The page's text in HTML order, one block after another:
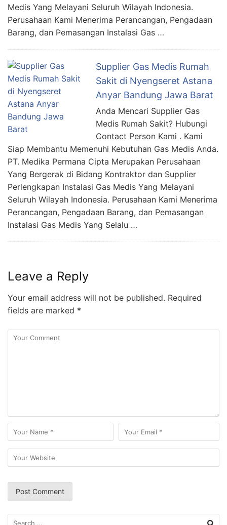
Medis Yang Melayani Seluruh Wilayah Indonesia.
Perusahaan Kami Menerima Perancangan, Pengadaan
Barang, dan Pemasangan Instalasi Gas …
Supplier Gas Medis Rumah
Sakit di Nyengseret Astana
Anyar Bandung Jawa Barat
Anda Mencari Supplier Gas
Medis Rumah Sakit? Hubungi
Contact Person Kami . Kami
Siap Membantu Memenuhi Kebutuhan Gas Medis Anda.
PT. Medika Permana Cipta Merupakan Perusahaan
Yang Bergerak di Bidang Kontraktor dan Supplier
Perlengkapan Instalasi Gas Medis Yang Melayani
Seluruh Wilayah Indonesia. Perusahaan Kami Menerima
Perancangan, Pengadaan Barang, dan Pemasangan
Instalasi Gas Medis Yang Selalu …
Leave a Reply
Your email address will not be published. Required
fields are marked *
Search